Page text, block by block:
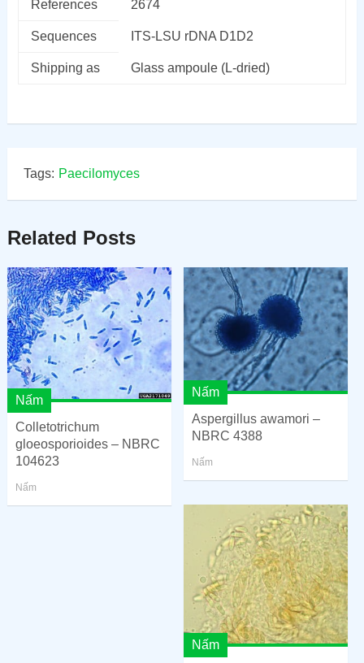
References 2674
Sequences ITS-LSU rDNA D1D2
Shipping as Glass ampoule (L-dried)
Tags: Paecilomyces
Related Posts
Nấm
Colletotrichum
gloeosporioides – NBRC
104623
Nấm
Nấm
Aspergillus awamori –
NBRC 4388
Nấm
Nấm